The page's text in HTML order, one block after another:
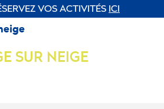
VOS ACTIVITÉS ICI
SUR NEIGE